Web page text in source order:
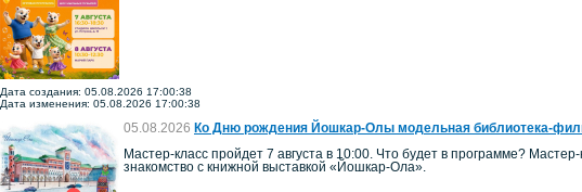
Дата создания: 05.08.2026 17:00:38
Дата изменения: 05.08.2026 17:00:38
05.08.2026 Ко Дню рождения Йошкар-Олы модельная библиотека-
Мастер-класс пройдет 7 августа в 10:00. Что будет в программе?
знакомство с книжной выставкой «Йошкар-Ола».